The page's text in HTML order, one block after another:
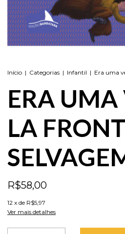
Início | Categorias | Infantil | Era uma
ERA UMA
LA
R$58,00
12 x de R$5,97
Ver mais detalhes